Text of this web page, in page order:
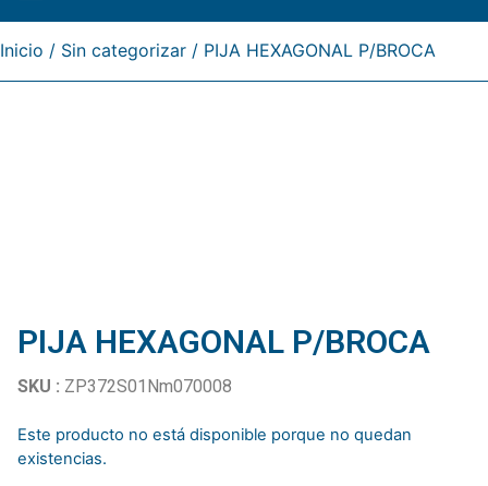
Inicio / Sin categorizar / PIJA HEXAGONAL P/BROCA
PIJA HEXAGONAL P/BROCA
SKU : ZP372S01Nm070008
Este producto no está disponible porque no quedan
existencias.